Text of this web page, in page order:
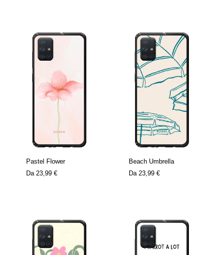
Pastel Flower
Da 23,99 €
Beach Umbrella
Da 23,99 €